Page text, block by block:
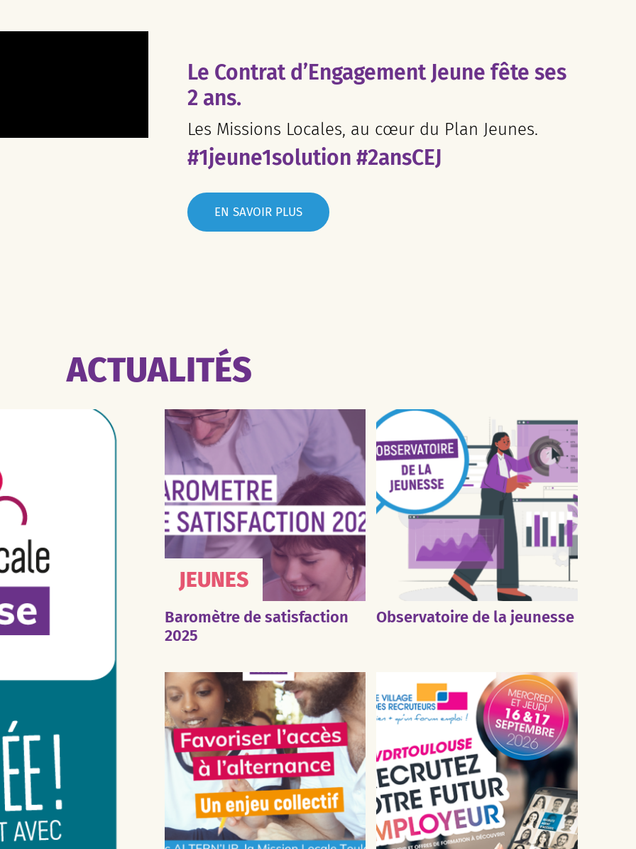
Le Contrat d’Engagement Jeune fête ses
2 ans.
Les Missions Locales, au cœur du Plan Jeunes.
#1jeune1solution #2ansCEJ
EN SAVOIR PLUS
ACTUALITÉS
JEUNES
Baromètre de satisfaction
2025
Observatoire de la jeunesse